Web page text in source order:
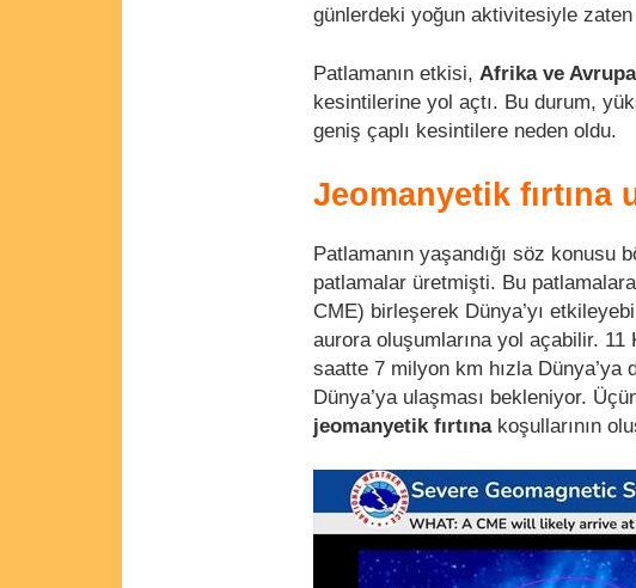
günlerdeki yoğun aktivitesiyle
Patlamanın etkisi, Afrika ve Avrupa
kesintilerine yol açtı. Bu durum,
geniş çaplı kesintilere neden oldu.
Jeomanyetik fırtına
Patlamanın yaşandığı söz konusu
patlamalar üretmişti. Bu
CME) birleşerek Dünya’yı
aurora oluşumlarına yol açabilir. 11
saatte 7 milyon km hızla Dünya’ya
Dünya’ya ulaşması bekleniyor.
jeomanyetik fırtına koşullarının